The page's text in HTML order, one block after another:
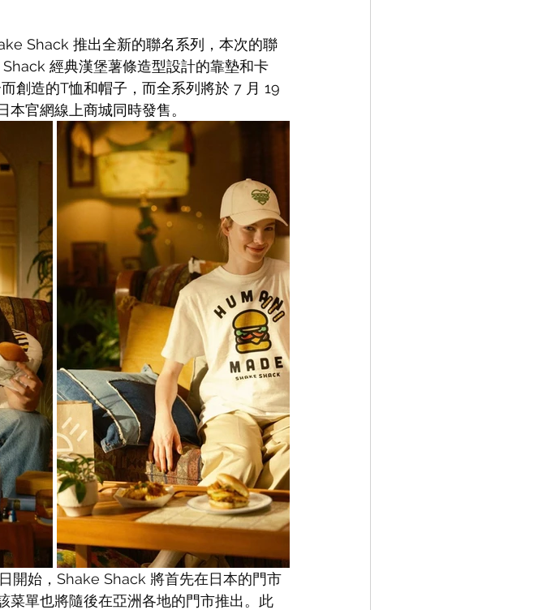
Shack 推出全新的聯名系列，本次的聯
經典漢堡薯條造型設計的靠墊和卡
創造的T恤和帽子，而全系列將於 7 月 19
官網線上商城同時發售。
開始，Shake Shack 將首先在日本的門市
菜單也將隨後在亞洲各地的門市推出。此